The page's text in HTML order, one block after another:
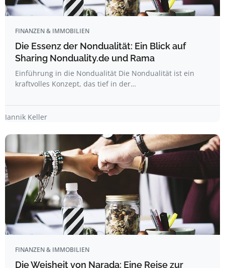
FINANZEN & IMMOBILIEN
Die Essenz der Nondualität: Ein Blick auf
Sharing Nonduality.de und Rama
Einführung in die Nondualität Die Nondualität ist ein
kraftvolles Konzept, das tief in der…
Jannik Keller
FINANZEN & IMMOBILIEN
Die Weisheit von Narada: Eine Reise zur